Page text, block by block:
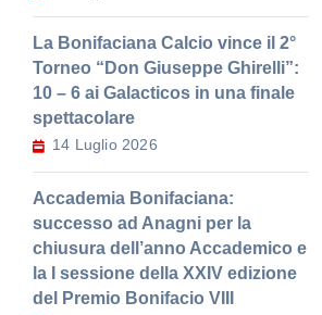
La Bonifaciana Calcio vince il 2°
Torneo “Don Giuseppe Ghirelli”:
10 – 6 ai Galacticos in una finale
spettacolare
14 Luglio 2026
Accademia Bonifaciana:
successo ad Anagni per la
chiusura dell’anno Accademico e
la I sessione della XXIV edizione
del Premio Bonifacio VIII